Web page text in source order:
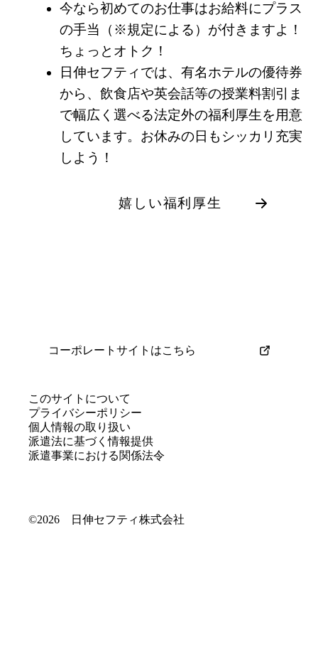
今なら初めてのお仕事はお給料にプラス
の手当（※規定による）が付きますよ！
ちょっとオトク！
日伸セフティでは、有名ホテルの優待券
から、飲食店や英会話等の授業料割引ま
で幅広く選べる法定外の福利厚生を用意
しています。お休みの日もシッカリ充実
しよう！
嬉しい福利厚生
コーポレートサイトはこちら
このサイトについて
プライバシーポリシー
個人情報の取り扱い
派遣法に基づく情報提供
派遣事業における関係法令
©2026 日伸セフティ株式会社